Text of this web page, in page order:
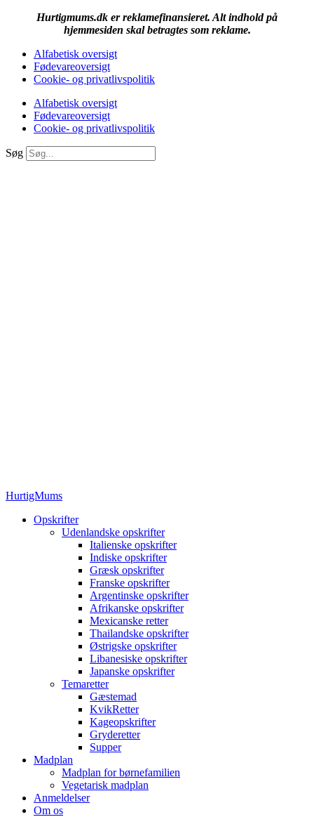
Hurtigmums.dk er reklamefinansieret. Alt indhold på
hjemmesiden skal betragtes som reklame.
Alfabetisk oversigt
Fødevareoversigt
Cookie- og privatlivspolitik
Alfabetisk oversigt
Fødevareoversigt
Cookie- og privatlivspolitik
Søg
HurtigMums
Opskrifter
Udenlandske opskrifter
Italienske opskrifter
Indiske opskrifter
Græsk opskrifter
Franske opskrifter
Argentinske opskrifter
Afrikanske opskrifter
Mexicanske retter
Thailandske opskrifter
Østrigske opskrifter
Libanesiske opskrifter
Japanske opskrifter
Temaretter
Gæstemad
KvikRetter
Kageopskrifter
Gryderetter
Supper
Madplan
Madplan for børnefamilien
Vegetarisk madplan
Anmeldelser
Om os